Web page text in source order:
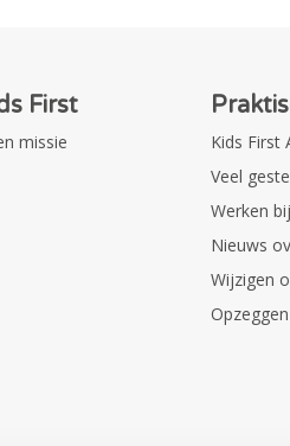
First
missie
Kids First
Veel
Werken
Nieuws
Wijzigen